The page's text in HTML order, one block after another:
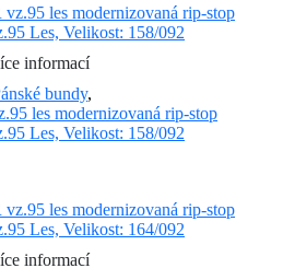
informací
bundy,
les modernizovaná rip-stop
Les, Velikost: 158/092
informací